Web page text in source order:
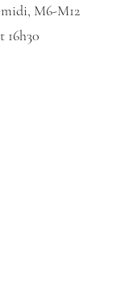
M6-M12
16h30